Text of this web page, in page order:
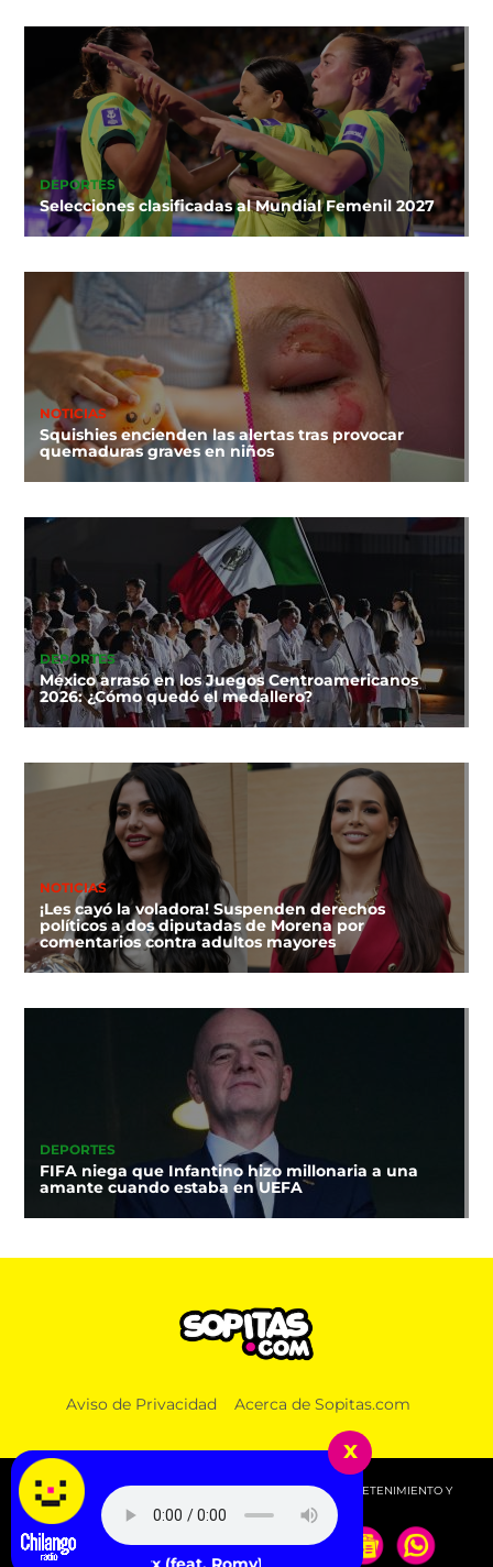
DEPORTES
Selecciones clasificadas al Mundial Femenil 2027
NOTICIAS
Squishies encienden las alertas tras provocar
quemaduras graves en niños
DEPORTES
México arrasó en los Juegos Centroamericanos
2026: ¿Cómo quedó el medallero?
NOTICIAS
¡Les cayó la voladora! Suspenden derechos
políticos a dos diputadas de Morena por
comentarios contra adultos mayores
DEPORTES
FIFA niega que Infantino hizo millonaria a una
amante cuando estaba en UEFA
Aviso de Privacidad Acerca de Sopitas.com
© 2026 SOPITAS.COM - MÚSICA, NOTICIAS, DEPORTES, ENTRETENIMIENTO Y
MÁS!.
x